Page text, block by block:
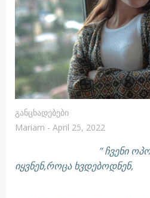
Განცხადებები
Mariam - April 25, 2022
” ჩვენი
იყვნენ,როცა ხვდებოდნენ,
რომ